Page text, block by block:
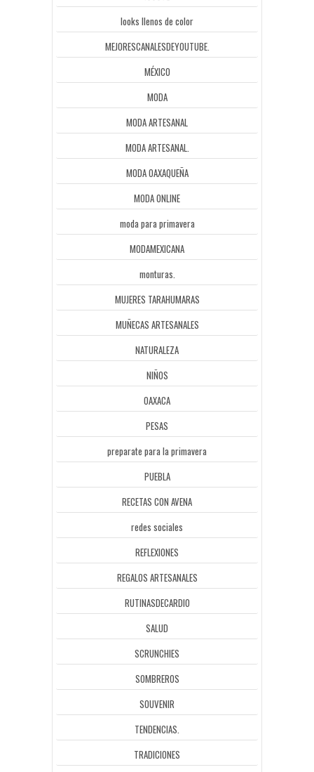
looks llenos de color
MEJORESCANALESDEYOUTUBE.
MÉXICO
MODA
MODA ARTESANAL
MODA ARTESANAL.
MODA OAXAQUEÑA
MODA ONLINE
moda para primavera
MODAMEXICANA
monturas.
MUJERES TARAHUMARAS
MUÑECAS ARTESANALES
NATURALEZA
NIÑOS
OAXACA
PESAS
preparate para la primavera
PUEBLA
RECETAS CON AVENA
redes sociales
REFLEXIONES
REGALOS ARTESANALES
RUTINASDECARDIO
SALUD
SCRUNCHIES
SOMBREROS
SOUVENIR
TENDENCIAS.
TRADICIONES